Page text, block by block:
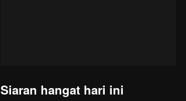
Siaran hangat hari ini